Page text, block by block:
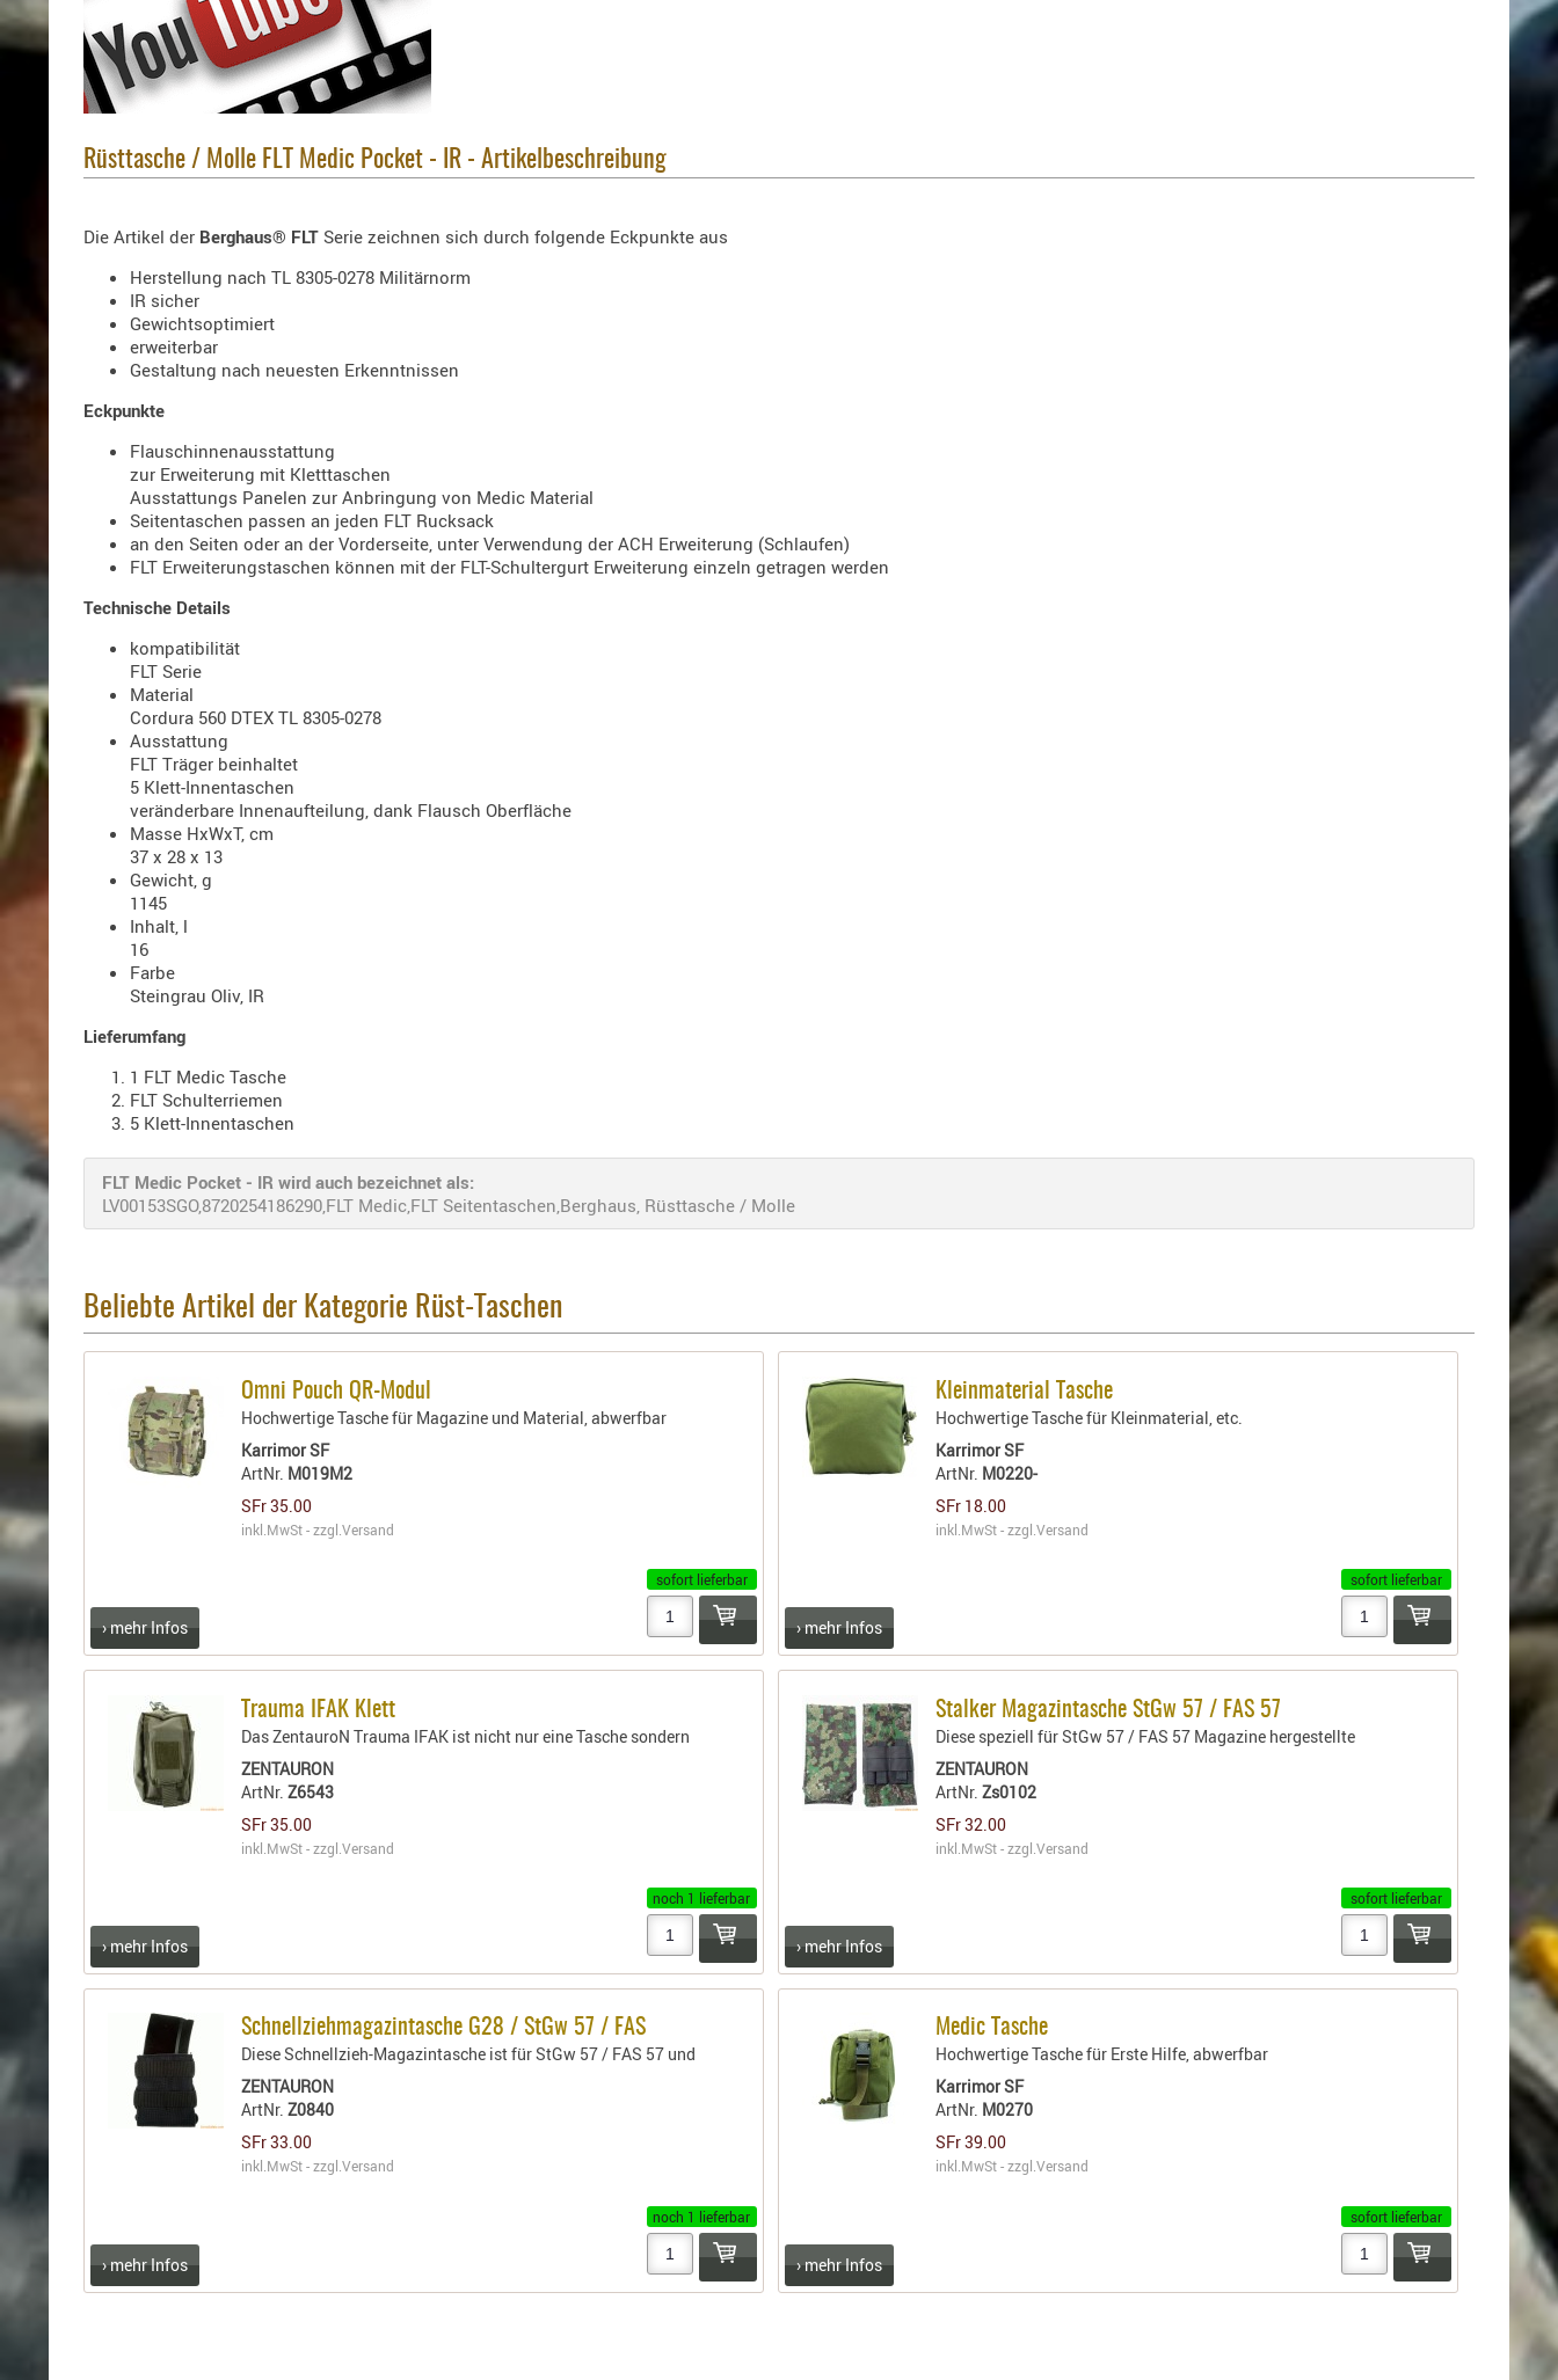
Rüsttasche / Molle FLT Medic Pocket - IR - Artikelbeschreibung
Die Artikel der Berghaus® FLT Serie zeichnen sich durch folgende Eckpunkte aus
Herstellung nach TL 8305-0278 Militärnorm
IR sicher
Gewichtsoptimiert
erweiterbar
Gestaltung nach neuesten Erkenntnissen
Eckpunkte
Flauschinnenausstattung
zur Erweiterung mit Kletttaschen
Ausstattungs Panelen zur Anbringung von Medic Material
Seitentaschen passen an jeden FLT Rucksack
an den Seiten oder an der Vorderseite, unter Verwendung der ACH Erweiterung (Schlaufen)
FLT Erweiterungstaschen können mit der FLT-Schultergurt Erweiterung einzeln getragen werden
Technische Details
kompatibilität
FLT Serie
Material
Cordura 560 DTEX TL 8305-0278
Ausstattung
FLT Träger beinhaltet
5 Klett-Innentaschen
veränderbare Innenaufteilung, dank Flausch Oberfläche
Masse HxWxT, cm
37 x 28 x 13
Gewicht, g
1145
Inhalt, l
16
Farbe
Steingrau Oliv, IR
Lieferumfang
1 FLT Medic Tasche
FLT Schulterriemen
5 Klett-Innentaschen
FLT Medic Pocket - IR wird auch bezeichnet als:
LV00153SGO,8720254186290,FLT Medic,FLT Seitentaschen,Berghaus, Rüsttasche / Molle
Beliebte Artikel der Kategorie Rüst-Taschen
Omni Pouch QR-Modul
Hochwertige Tasche für Magazine und Material, abwerfbar
Karrimor SF
ArtNr. M019M2
SFr 35.00
inkl.MwSt - zzgl.Versand
sofort lieferbar
› mehr Infos
Kleinmaterial Tasche
Hochwertige Tasche für Kleinmaterial, etc.
Karrimor SF
ArtNr. M0220-
SFr 18.00
inkl.MwSt - zzgl.Versand
sofort lieferbar
› mehr Infos
Trauma IFAK Klett
Das ZentauroN Trauma IFAK ist nicht nur eine Tasche sondern
ZENTAURON
ArtNr.Z6543
SFr 35.00
inkl.MwSt - zzgl.Versand
noch 1 lieferbar
› mehr Infos
Stalker Magazintasche StGw 57 / FAS 57
Diese speziell für StGw 57 / FAS 57 Magazine hergestellte
ZENTAURON
ArtNr.Zs0102
SFr 32.00
inkl.MwSt - zzgl.Versand
sofort lieferbar
› mehr Infos
Schnellziehmagazintasche G28 / StGw 57 / FAS
Diese Schnellzieh-Magazintasche ist für StGw 57 / FAS 57 und
ZENTAURON
ArtNr.Z0840
SFr 33.00
inkl.MwSt - zzgl.Versand
noch 1 lieferbar
› mehr Infos
Medic Tasche
Hochwertige Tasche für Erste Hilfe, abwerfbar
Karrimor SF
ArtNr. M0270
SFr 39.00
inkl.MwSt - zzgl.Versand
sofort lieferbar
› mehr Infos